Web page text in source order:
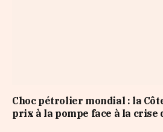
Choc pétrolier mondial : la
prix à la pompe face à la crise